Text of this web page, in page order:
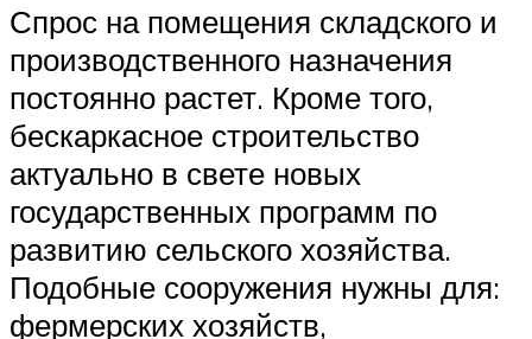
Спрос на помещения складского и
производственного назначения
постоянно растет. Кроме того,
бескаркасное строительство
актуально в свете новых
государственных программ по
развитию сельского хозяйства.
Подобные сооружения нужны для:
фермерских хозяйств,